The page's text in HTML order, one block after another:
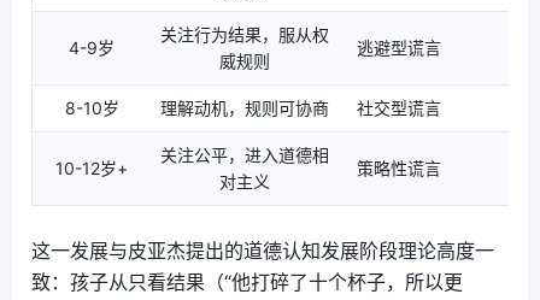
4-9岁
关注行为结果，服从权
威规则
逃避型谎言
8-10岁 理解动机，规则可协商 社交型谎言
10-12岁+
关注公平，进入道德相
对主义
策略性谎言
这一发展与皮亚杰提出的道德认知发展阶段理论高度一
致：孩子从只看结果（“他打碎了十个杯子，所以更